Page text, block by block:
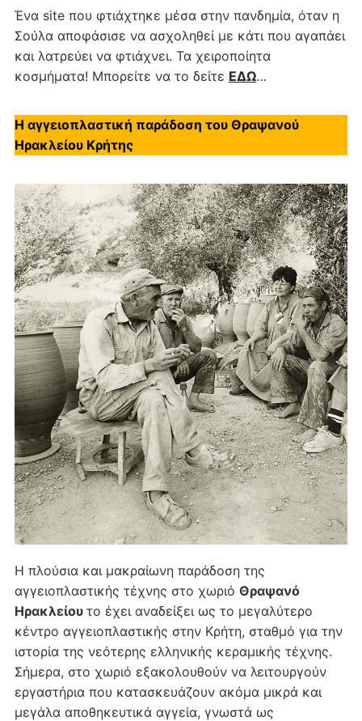
Ένα site που φτιάχτηκε μέσα στην πανδημία, όταν η
Σούλα αποφάσισε να ασχοληθεί με κάτι που αγαπάει
και λατρεύει να φτιάχνει. Τα χειροποίητα
κοσμήματα! Μπορείτε να το δείτε ΕΔΩ…
Η αγγειοπλαστική παράδοση του Θραψανού
Ηρακλείου Κρήτης
Η πλούσια και μακραίωνη παράδοση της
αγγειοπλαστικής τέχνης στο χωριό Θραψανό
Ηρακλείου το έχει αναδείξει ως το μεγαλύτερο
κέντρο αγγειοπλαστικής στην Κρήτη, σταθμό για την
ιστορία της νεότερης ελληνικής κεραμικής τέχνης.
Σήμερα, στο χωριό εξακολουθούν να λειτουργούν
εργαστήρια που κατασκευάζουν ακόμα μικρά και
μεγάλα αποθηκευτικά αγγεία, γνωστά ως